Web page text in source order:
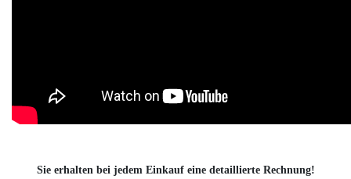
Sie erhalten bei jedem Einkauf eine detaillierte Rechnung!